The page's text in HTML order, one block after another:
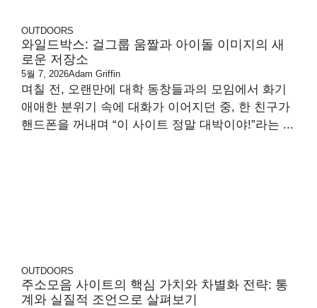
OUTDOORS
와일드박스: 걸그룹 움짤과 아이돌 이미지의 새
로운 저장소
5월 7, 2026Adam Griffin
며칠 전, 오랜만에 대학 동창들과의 모임에서 화기
애애한 분위기 속에 대화가 이어지던 중, 한 친구가
핸드폰을 꺼내며 “이 사이트 정말 대박이야!”라는 ...
OUTDOORS
주소모음 사이트의 핵심 가치와 차별화 전략: 통
계와 실질적 조언으로 살펴보기